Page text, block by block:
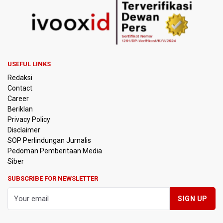
Febrie Adriansyah Dicecar Puluhan Pertanyaan Saat
Diperiksa di Kejagung Sebagai Tersangka
BGN Proses Pemberhentian Tidak Hormat 66 Kepala
Disiplin
SEA V Cup 2026: Timnas Voli Putri Indonesia Menang
Lawan Vietnam 3-2
Kebakaran Landa Gedung Bapenda DKI Jakarta
PSSI Evaluasi TImnas Indonesia Setelah Gagal Tembus
Ditahan Imbang Singapura 1-1
USEFUL LINKS
Redaksi
Contact
Career
Beriklan
Privacy Policy
Disclaimer
SOP Perlindungan Jurnalis
Pedoman Pemberitaan Media
Siber
SUBSCRIBE FOR NEWSLETTER